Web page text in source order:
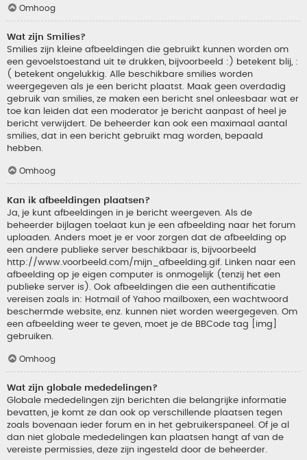
Omhoog
Wat zijn Smilies?
Smilies zijn kleine afbeeldingen die gebruikt kunnen worden om
een gevoelstoestand uit te drukken, bijvoorbeeld :) betekent blij, :
( betekent ongelukkig. Alle beschikbare smilies worden
weergegeven als je een bericht plaatst. Maak geen overdadig
gebruik van smilies, ze maken een bericht snel onleesbaar wat er
toe kan leiden dat een moderator je bericht aanpast of heel je
bericht verwijdert. De beheerder kan ook een maximaal aantal
smilies, dat in een bericht gebruikt mag worden, bepaald
hebben.
Omhoog
Kan ik afbeeldingen plaatsen?
Ja, je kunt afbeeldingen in je bericht weergeven. Als de
beheerder bijlagen toelaat kun je een afbeelding naar het forum
uploaden. Anders moet je er voor zorgen dat de afbeelding op
een andere publieke server beschikbaar is, bijvoorbeeld
http://www.voorbeeld.com/mijn_afbeelding.gif. Linken naar een
afbeelding op je eigen computer is onmogelijk (tenzij het een
publieke server is). Ook afbeeldingen die een authentificatie
vereisen zoals in: Hotmail of Yahoo mailboxen, een wachtwoord
beschermde website, enz. kunnen niet worden weergegeven. Om
een afbeelding weer te geven, moet je de BBCode tag [img]
gebruiken.
Omhoog
Wat zijn globale mededelingen?
Globale mededelingen zijn berichten die belangrijke informatie
bevatten, je komt ze dan ook op verschillende plaatsen tegen
zoals bovenaan ieder forum en in het gebruikerspaneel. Of je al
dan niet globale mededelingen kan plaatsen hangt af van de
vereiste permissies, deze zijn ingesteld door de beheerder.